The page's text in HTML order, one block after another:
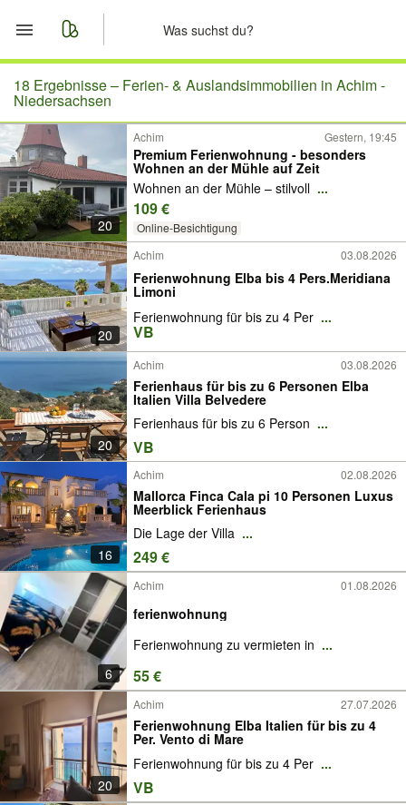
Start
Merkliste
Nachrichten
Anzeige aufgeben
18 Ergebnisse – Ferien- & Auslandsimmobilien in Achim -
Niedersachsen
20
Achim Gestern, 19:45
Premium Ferienwohnung - besonders
Wohnen an der Mühle auf Zeit
Wohnen an der Mühle – stilvoll ...
109 €
Online-Besichtigung
20
Achim 03.08.2026
Ferienwohnung Elba bis 4 Pers.Meridiana
Limoni
Ferienwohnung für bis zu 4 Per ...
VB
20
Achim 03.08.2026
Ferienhaus für bis zu 6 Personen Elba
Italien Villa Belvedere
Ferienhaus für bis zu 6 Person ...
VB
16
Achim 02.08.2026
Mallorca Finca Cala pi 10 Personen Luxus
Meerblick Ferienhaus
Die Lage der Villa ...
249 €
6
Achim 01.08.2026
ferienwohnung
Ferienwohnung zu vermieten in ...
55 €
20
Achim 27.07.2026
Ferienwohnung Elba Italien für bis zu 4
Per. Vento di Mare
Ferienwohnung für bis zu 4 Per ...
VB